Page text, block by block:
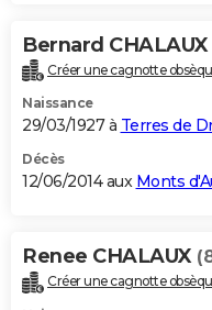
Bernard CHALAUX
Créer une cagnotte
Naissance
29/03/1927 à Terres de
Décès
12/06/2014 aux Monts
Renee CHALAUX
Créer une cagnotte